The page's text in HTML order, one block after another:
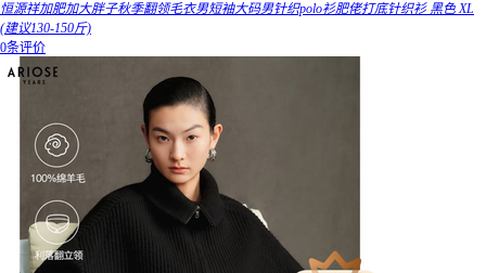
恒源祥加肥加大胖子秋季翻领毛衣男短袖大码男针织polo衫肥佬打底针织衫 黑色 XL
(建议130-150斤)
0条评价